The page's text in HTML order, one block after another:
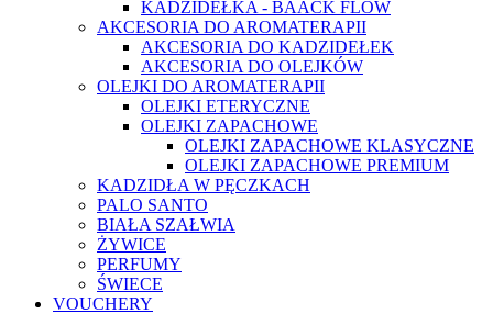
KADZIDEŁKA - BAACK FLOW
AKCESORIA DO AROMATERAPII
AKCESORIA DO KADZIDEŁEK
AKCESORIA DO OLEJKÓW
OLEJKI DO AROMATERAPII
OLEJKI ETERYCZNE
OLEJKI ZAPACHOWE
OLEJKI ZAPACHOWE KLASYCZNE
OLEJKI ZAPACHOWE PREMIUM
KADZIDŁA W PĘCZKACH
PALO SANTO
BIAŁA SZAŁWIA
ŻYWICE
PERFUMY
ŚWIECE
VOUCHERY